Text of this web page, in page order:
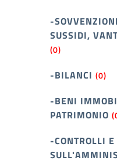
-
SUSSIDI,
(0)
-BILANCI (0)
-BENI
PATRIMONIO
-CONTROLLI